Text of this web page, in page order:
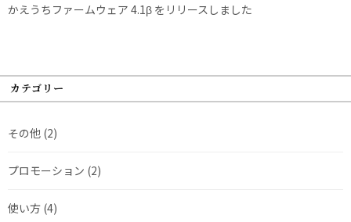
かえうちファームウェア 4.1β をリリースしました
カテゴリー
その他 (2)
プロモーション (2)
使い方 (4)